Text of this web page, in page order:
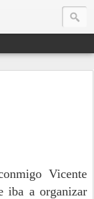
Vicente
iba a organizar